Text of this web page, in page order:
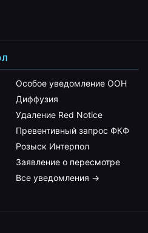
Особое уведомление ООН
Диффузия
Удаление Red Notice
Превентивный запрос ФКФ
Розыск Интерпол
Заявление о пересмотре
Все уведомления →